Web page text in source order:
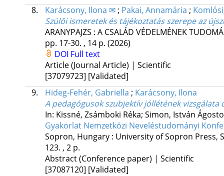
8.
Karácsony, Ilona ✉; Pakai, Annamária ;
Szülői ismeretek és tájékoztatás szerepe az
ARANYPAJZS : A CSALÁD VÉDELMÉNEK
pp. 17-30. , 14 p. (2026)
DOI Full text
Article (Journal Article) | Scientific
[37079723] [Validated]
9.
Hideg-Fehér, Gabriella ; Karácsony, Ilona
A pedagógusok szubjektív jóllétének
In: Kissné, Zsámboki Réka; Simon, István
Gyakorlat Nemzetközi Neveléstudományi
Sopron, Hungary : University of Sopron Press,
123. , 2 p.
Abstract (Conference paper) | Scientific
[37087120] [Validated]